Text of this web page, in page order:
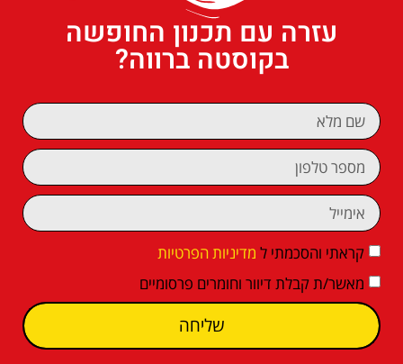
עזרה עם תכנון החופשה
בקוסטה ברווה?
קראתי והסכמתי ל מדיניות הפרטיות
מאשר/ת קבלת דיוור וחומרים פרסומיים
שליחה